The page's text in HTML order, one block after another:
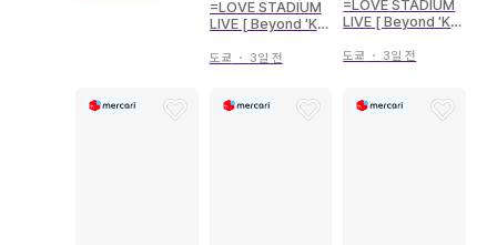
=LOVE STADIUM
LIVE [ Beyond 'KY
키 비주얼 의상 츄
도쿄 ・ 3일 전
=LOVE STADIUM
LIVE [ Beyond 'KY
키 비주얼 의상 츄
도쿄 ・ 3일 전